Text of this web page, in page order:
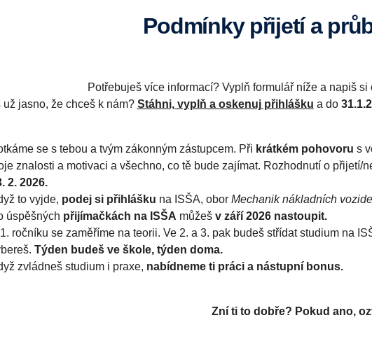
Podmínky přijetí a
Potřebuješ více informací? Vyplň formulář níže a napiš
už jasno, že chceš k nám? Stáhni, vyplň a oskenuj přihlášku a do
se s tebou a tvým zákonným zástupcem. Při krátkém pohovoru s
znalosti a motivaci a všechno, co tě bude zajímat. Rozhodnutí o
2. 2026.
to vyjde, podej si přihlášku na ISŠA, obor Mechanik nákladních
úspěšných přijímačkách na ISŠA můžeš v září 2026 nastoupit.
ročníku se zaměříme na teorii. Ve 2. a 3. pak budeš střídat studium na
Týden budeš ve škole, týden doma.
zvládneš studium i praxe, nabídneme ti práci a nástupní bonus.
Zní ti to dobře? Pokud ano,